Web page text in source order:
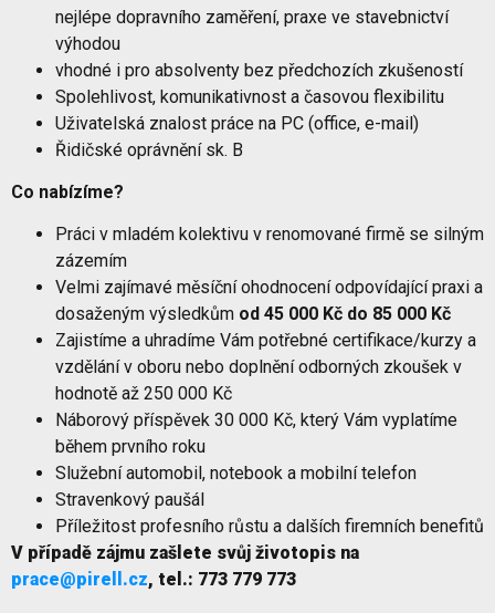
nejlépe dopravního zaměření, praxe ve stavebnictví
výhodou
vhodné i pro absolventy bez předchozích zkušeností
Spolehlivost, komunikativnost a časovou flexibilitu
Uživatelská znalost práce na PC (office, e-mail)
Řidičské oprávnění sk. B
Co nabízíme?
Práci v mladém kolektivu v renomované firmě se silným
zázemím
Velmi zajímavé měsíční ohodnocení odpovídající praxi a
dosaženým výsledkům od 45 000 Kč do 85 000 Kč
Zajistíme a uhradíme Vám potřebné certifikace/kurzy a
vzdělání v oboru nebo doplnění odborných zkoušek v
hodnotě až 250 000 Kč
Náborový příspěvek 30 000 Kč, který Vám vyplatíme
během prvního roku
Služební automobil, notebook a mobilní telefon
Stravenkový paušál
Příležitost profesního růstu a dalších firemních benefitů
V případě zájmu zašlete svůj životopis na
prace@pirell.cz, tel.: 773 779 773